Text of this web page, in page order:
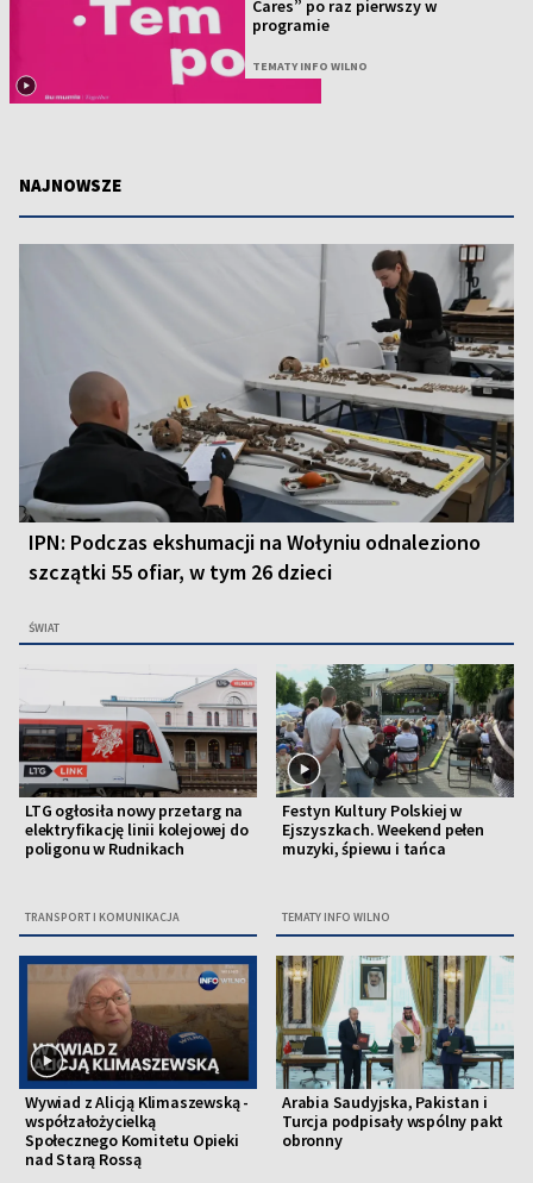
Cares” po raz pierwszy w
programie
TEMATY INFO WILNO
NAJNOWSZE
IPN: Podczas ekshumacji na Wołyniu odnaleziono
szczątki 55 ofiar, w tym 26 dzieci
ŚWIAT
LTG ogłosiła nowy przetarg na
elektryfikację linii kolejowej do
poligonu w Rudnikach
TRANSPORT I KOMUNIKACJA
Festyn Kultury Polskiej w
Ejszyszkach. Weekend pełen
muzyki, śpiewu i tańca
TEMATY INFO WILNO
Wywiad z Alicją Klimaszewską -
współzałożycielką
Społecznego Komitetu Opieki
nad Starą Rossą
Arabia Saudyjska, Pakistan i
Turcja podpisały wspólny pakt
obronny